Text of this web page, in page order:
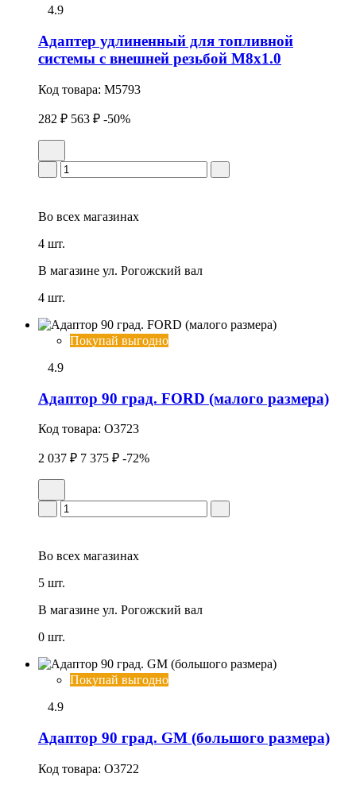
4.9
Адаптер удлиненный для топливной
системы с внешней резьбой М8х1.0
Код товара: M5793
282 ₽ 563 ₽ -50%
Во всех магазинах
4 шт.
В магазине ул. Рогожский вал
4 шт.
Покупай выгодно
4.9
Адаптор 90 град. FORD (малого размера)
Код товара: O3723
2 037 ₽ 7 375 ₽ -72%
Во всех магазинах
5 шт.
В магазине ул. Рогожский вал
0 шт.
Покупай выгодно
4.9
Адаптор 90 град. GM (большого размера)
Код товара: O3722